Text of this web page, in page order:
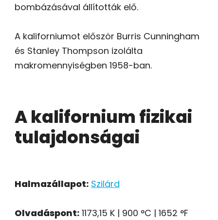
bombázásával állították elő.
A kaliforniumot először Burris Cunningham
és Stanley Thompson izolálta
makromennyiségben 1958-ban.
A kalifornium fizikai
tulajdonságai
Halmazállapot: Szilárd
Olvadáspont: 1173,15 K | 900 °C | 1652 °F